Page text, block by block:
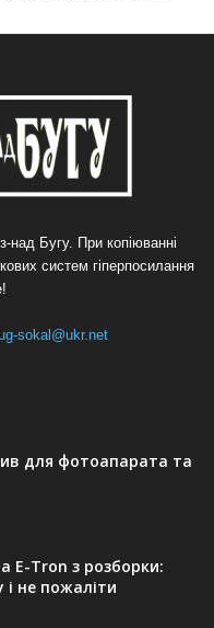
над Бугу. При копіюванні
систем гіперпосилання
sokal@ukr.net
для фотоапарата та
E-Tron з розборки:
не пожаліти